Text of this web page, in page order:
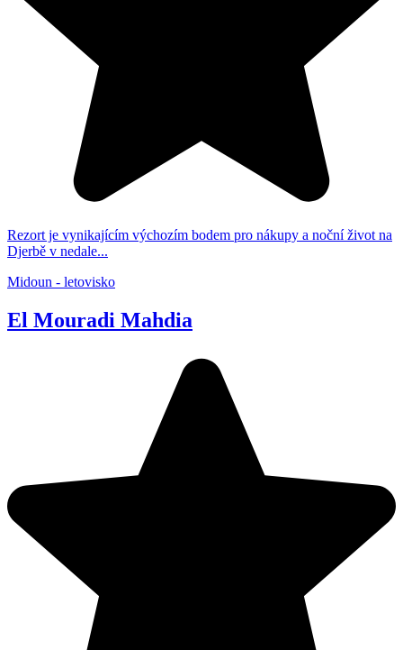
Rezort je vynikajícím výchozím bodem pro nákupy a noční život na
Djerbě v nedale...
Midoun - letovisko
El Mouradi Mahdia